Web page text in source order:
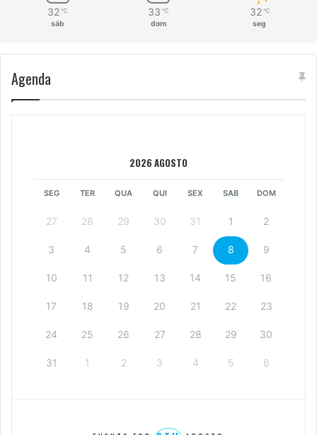
32 ℃
sáb
33 ℃
dom
32 ℃
seg
Agenda
2026 AGOSTO
SEG TER QUA QUI SEX SAB DOM
27 28 29 30 31 1 2
3 4 5 6 7 8 9
10 11 12 13 14 15 16
17 18 19 20 21 22 23
24 25 26 27 28 29 30
31 1 2 3 4 5 6